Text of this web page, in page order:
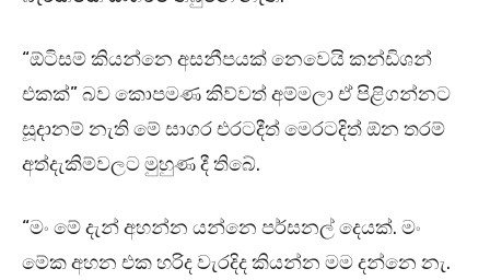
“ඕටිසම් කියන්නෙ අසනීපයක් නෙවෙයි කන්ඩිශන්
එකක්” බව කොපමණ කිව්වත් අම්මලා ඒ පිළිගන්නට
සූදානම් නැති මේ සාගර එරටදීත් මෙරටදිත් ඕන තරම්
අත්දැකිම්වලට මුහුණ දී තිබේ.
“මං මේ දැන් අහන්න යන්නෙ පර්සනල් දෙයක්. මං
මේක අහන එක හරිද වැරදිද කියන්න මම දන්නෙ නැ.